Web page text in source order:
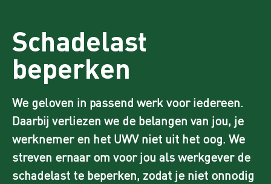
Schadelast
beperken
We geloven in passend werk voor iedereen.
Daarbij verliezen we de belangen van jou, je
werknemer en het UWV niet uit het oog. We
streven ernaar om voor jou als werkgever de
schadelast te beperken, zodat je niet onnodig